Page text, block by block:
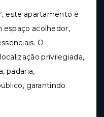
este apartamento é
espaço acolhedor,
O
privilegiada,
padaria,
garantindo